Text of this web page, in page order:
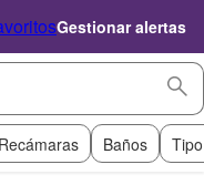
Gestionar alertas
Recámaras Baños